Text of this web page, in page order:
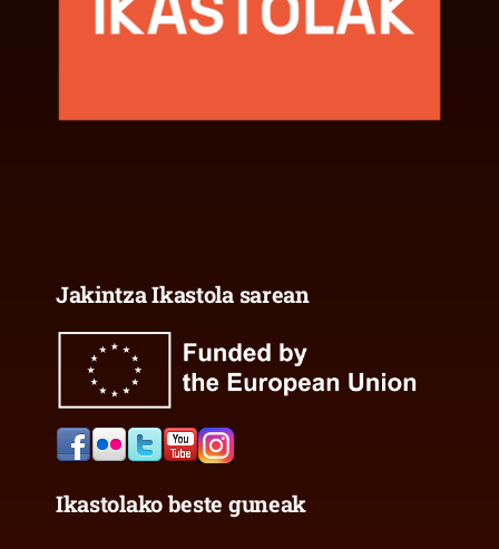
Jakintza Ikastola sarean
Ikastolako beste guneak